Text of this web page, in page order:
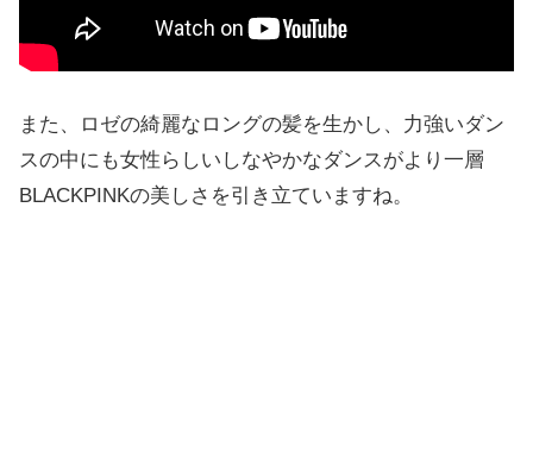
また、ロゼの綺麗なロングの髪を生かし、力強いダン
スの中にも女性らしいしなやかなダンスがより一層
BLACKPINKの美しさを引き立ていますね。